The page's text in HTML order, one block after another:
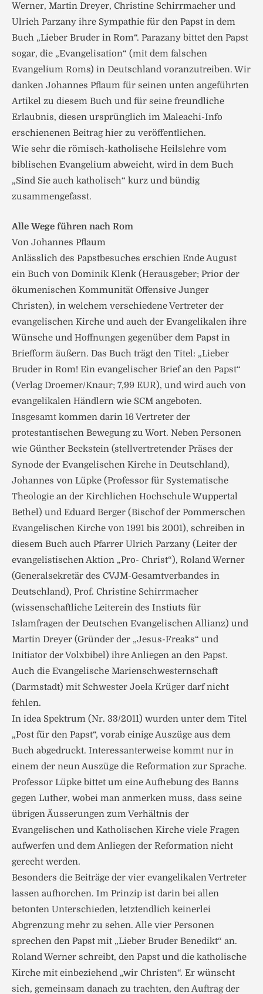
Werner, Martin Dreyer, Christine Schirrmacher und
Ulrich Parzany ihre Sympathie für den Papst in dem
Buch „Lieber Bruder in Rom“. Parazany bittet den Papst
sogar, die „Evangelisation“ (mit dem falschen
Evangelium Roms) in Deutschland voranzutreiben. Wir
danken Johannes Pflaum für seinen unten angeführten
Artikel zu diesem Buch und für seine freundliche
Erlaubnis, diesen ursprünglich im Maleachi-Info
erschienenen Beitrag hier zu veröffentlichen.
Wie sehr die römisch-katholische Heilslehre vom
biblischen Evangelium abweicht, wird in dem Buch
„Sind Sie auch katholisch“ kurz und bündig
zusammengefasst.
Alle Wege führen nach Rom
Von Johannes Pflaum
Anlässlich des Papstbesuches erschien Ende August
ein Buch von Dominik Klenk (Herausgeber; Prior der
ökumenischen Kommunität Offensive Junger
Christen), in welchem verschiedene Vertreter der
evangelischen Kirche und auch der Evangelikalen ihre
Wünsche und Hoffnungen gegenüber dem Papst in
Briefform äußern. Das Buch trägt den Titel: „Lieber
Bruder in Rom! Ein evangelischer Brief an den Papst“
(Verlag Droemer/Knaur; 7,99 EUR), und wird auch von
evangelikalen Händlern wie SCM angeboten.
Insgesamt kommen darin 16 Vertreter der
protestantischen Bewegung zu Wort. Neben Personen
wie Günther Beckstein (stellvertretender Präses der
Synode der Evangelischen Kirche in Deutschland),
Johannes von Lüpke (Professor für Systematische
Theologie an der Kirchlichen Hochschule Wuppertal
Bethel) und Eduard Berger (Bischof der Pommerschen
Evangelischen Kirche von 1991 bis 2001), schreiben in
diesem Buch auch Pfarrer Ulrich Parzany (Leiter der
evangelistischen Aktion „Pro- Christ“), Roland Werner
(Generalsekretär des CVJM-Gesamtverbandes in
Deutschland), Prof. Christine Schirrmacher
(wissenschaftliche Leiterein des Instiuts für
Islamfragen der Deutschen Evangelischen Allianz) und
Martin Dreyer (Gründer der „Jesus-Freaks“ und
Initiator der Volxbibel) ihre Anliegen an den Papst.
Auch die Evangelische Marienschwesternschaft
(Darmstadt) mit Schwester Joela Krüger darf nicht
fehlen.
In idea Spektrum (Nr. 33/2011) wurden unter dem Titel
„Post für den Papst“, vorab einige Auszüge aus dem
Buch abgedruckt. Interessanterweise kommt nur in
einem der neun Auszüge die Reformation zur Sprache.
Professor Lüpke bittet um eine Aufhebung des Banns
gegen Luther, wobei man anmerken muss, dass seine
übrigen Äusserungen zum Verhältnis der
Evangelischen und Katholischen Kirche viele Fragen
aufwerfen und dem Anliegen der Reformation nicht
gerecht werden.
Besonders die Beiträge der vier evangelikalen Vertreter
lassen aufhorchen. Im Prinzip ist darin bei allen
betonten Unterschieden, letztendlich keinerlei
Abgrenzung mehr zu sehen. Alle vier Personen
sprechen den Papst mit „Lieber Bruder Benedikt“ an.
Roland Werner schreibt, den Papst und die katholische
Kirche mit einbeziehend „wir Christen“. Er wünscht
sich, gemeinsam danach zu trachten, den Auftrag der